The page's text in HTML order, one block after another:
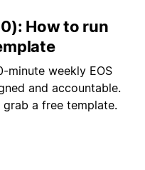
How to run
minute weekly EOS
and accountable.
grab a free template.